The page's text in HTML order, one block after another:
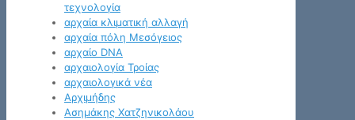
τεχνολογία
αρχαία κλιματική αλλαγή
αρχαία πόλη Μεσόγειος
αρχαίο DNA
αρχαιολογία Τροίας
αρχαιολογικά νέα
Αρχιμήδης
Ασημάκης Χατζηνικολάου